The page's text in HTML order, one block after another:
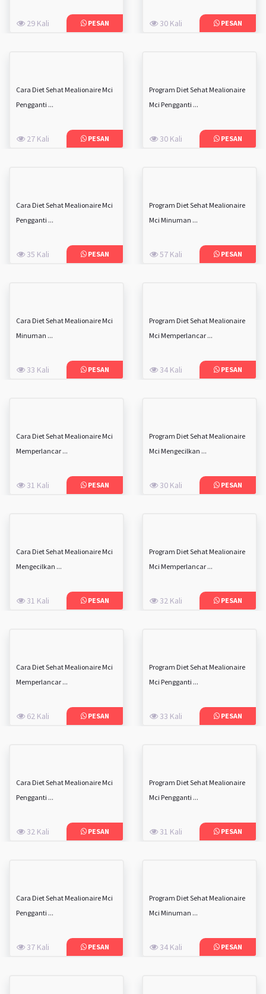
29 Kali PESAN 30 Kali PESAN
Cara Diet Sehat Mealionaire Mci
Pengganti ...
27 Kali PESAN
Program Diet Sehat Mealionaire
Mci Pengganti ...
30 Kali PESAN
Cara Diet Sehat Mealionaire Mci
Pengganti ...
35 Kali PESAN
Program Diet Sehat Mealionaire
Mci Minuman ...
57 Kali PESAN
Cara Diet Sehat Mealionaire Mci
Minuman ...
33 Kali PESAN
Program Diet Sehat Mealionaire
Mci Memperlancar ...
34 Kali PESAN
Cara Diet Sehat Mealionaire Mci
Memperlancar ...
31 Kali PESAN
Program Diet Sehat Mealionaire
Mci Mengecilkan ...
30 Kali PESAN
Cara Diet Sehat Mealionaire Mci
Mengecilkan ...
31 Kali PESAN
Program Diet Sehat Mealionaire
Mci Memperlancar ...
32 Kali PESAN
Cara Diet Sehat Mealionaire Mci
Memperlancar ...
62 Kali PESAN
Program Diet Sehat Mealionaire
Mci Pengganti ...
33 Kali PESAN
Cara Diet Sehat Mealionaire Mci
Pengganti ...
32 Kali PESAN
Program Diet Sehat Mealionaire
Mci Pengganti ...
31 Kali PESAN
Cara Diet Sehat Mealionaire Mci
Pengganti ...
37 Kali PESAN
Program Diet Sehat Mealionaire
Mci Minuman ...
34 Kali PESAN